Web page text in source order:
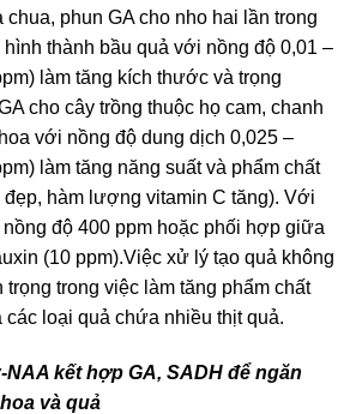
chua, phun GA cho nho hai lần trong
thành bầu quả với nồng độ 0,01 –
làm tăng kích thước và trọng
cho cây trồng thuộc họ cam, chanh
với nồng độ dung dịch 0,025 –
làm tăng năng suất và phẩm chất
đẹp, hàm lượng vitamin C tăng). Với
nồng độ 400 ppm hoặc phối hợp giữa
(10 ppm).Việc xử lý tạo quả không
trọng trong việc làm tăng phẩm chất
các loại quả chứa nhiều thịt quả.
kết hợp GA, SADH để ngăn
và quả